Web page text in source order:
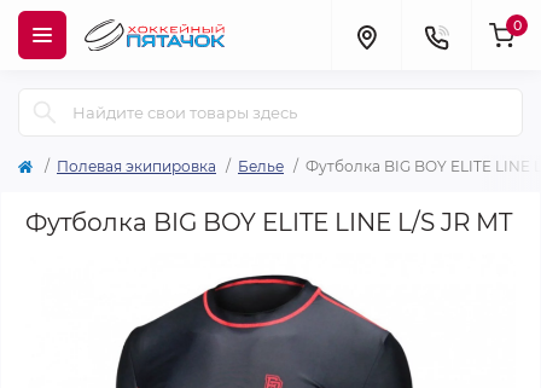
0
Полевая экипировка Белье Футболка BIG BOY ELITE LINE
Футболка BIG BOY ELITE LINE L/S JR MT